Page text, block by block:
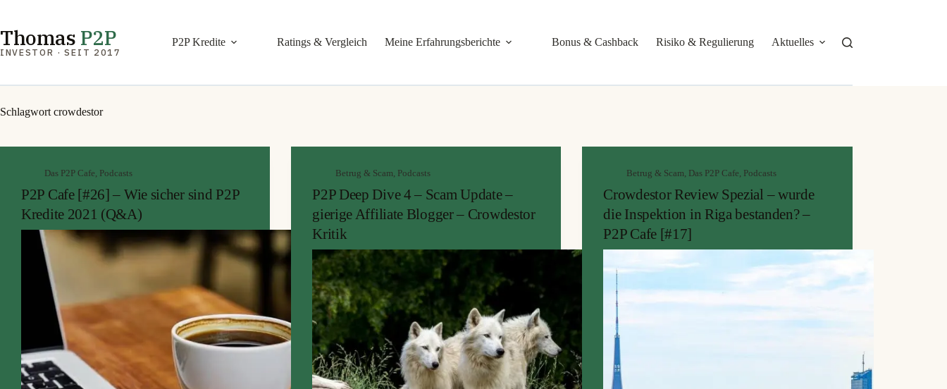
springen
Thomas P2P
INVESTOR · SEIT 2017
P2P Kredite Ratings & Vergleich Meine Erfahrungsberichte Bonus & Cashback Risiko & Regulierung Aktuelles
Schlagwort crowdestor
Das P2P Cafe, Podcasts
P2P Cafe [#26] – Wie sicher sind P2P
Kredite 2021 (Q&A)
Betrug & Scam, Podcasts
P2P Deep Dive 4 – Scam Update –
gierige Affiliate Blogger – Crowdestor
Kritik
Betrug & Scam, Das P2P Cafe, Podcasts
Crowdestor Review Spezial – wurde
die Inspektion in Riga bestanden? –
P2P Cafe [#17]